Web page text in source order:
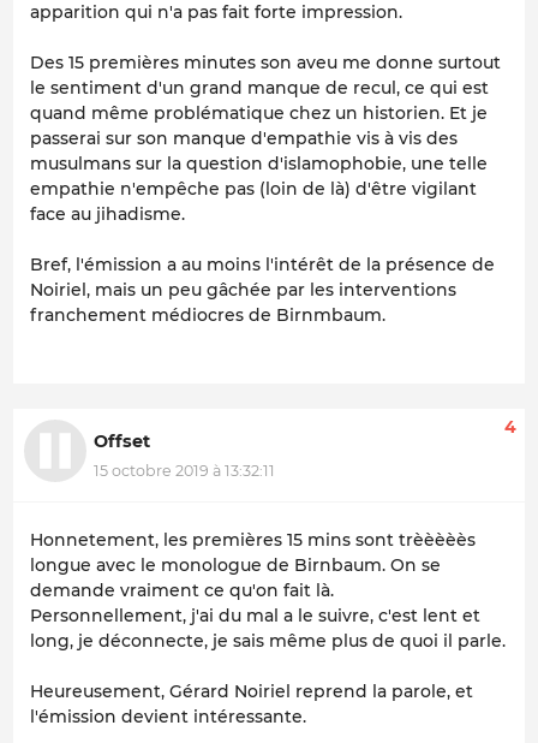
apparition qui n'a pas fait forte impression.
Des 15 premières minutes son aveu me donne surtout
le sentiment d'un grand manque de recul, ce qui est
quand même problématique chez un historien. Et je
passerai sur son manque d'empathie vis à vis des
musulmans sur la question d'islamophobie, une telle
empathie n'empêche pas (loin de là) d'être vigilant
face au jihadisme.
Bref, l'émission a au moins l'intérêt de la présence de
Noiriel, mais un peu gâchée par les interventions
franchement médiocres de Birnmbaum.
Offset
15 octobre 2019 à 13:32:11
4
Honnetement, les premières 15 mins sont trèèèèès
longue avec le monologue de Birnbaum. On se
demande vraiment ce qu'on fait là.
Personnellement, j'ai du mal a le suivre, c'est lent et
long, je déconnecte, je sais même plus de quoi il parle.
Heureusement, Gérard Noiriel reprend la parole, et
l'émission devient intéressante.